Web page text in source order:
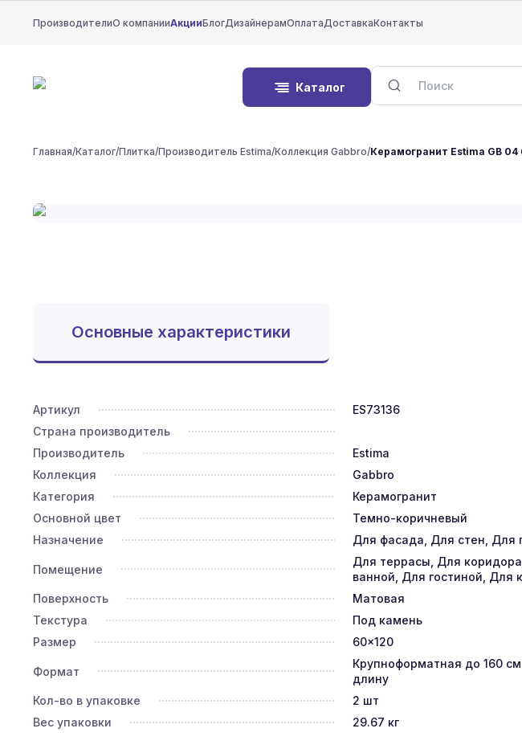
ПроизводителиО компанииАкцииБлогДизайнерамОплатаДоставкаКонтакты
Каталог
Главная/Каталог/Плитка/Производитель Estima/Коллекция Gabbro/Керамогранит Estima GB 04
Основные характеристики
Артикул
ES73136
Страна производитель
Производитель
Estima
Коллекция
Gabbro
Категория
Керамогранит
Основной цвет
Темно-коричневый
Назначение
Для фасада, Для стен, Для
Помещение
Для террасы, Для
ванной, Для гостиной, Для
Поверхность
Матовая
Текстура
Под камень
Размер
60x120
Формат
Крупноформатная до 160
длину
Кол-во в упаковке
2 шт
Вес упаковки
29.67 кг